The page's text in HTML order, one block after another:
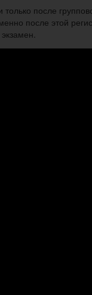
после
после этой